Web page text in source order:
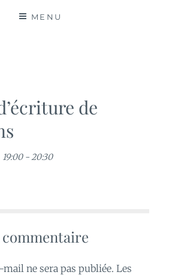
MENU
de
19:00 - 20:30
mail ne sera pas publiée. Les